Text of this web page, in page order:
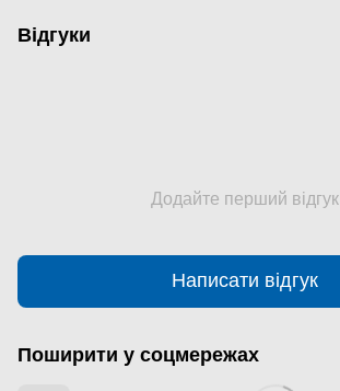
Відгуки
Додайте перший відгук
Написати відгук
Поширити у соцмережах